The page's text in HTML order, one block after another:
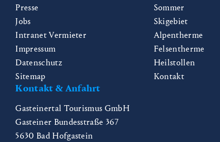
Presse
Jobs
Intranet Vermieter
Impressum
Datenschutz
Sitemap
Sommer
Skigebiet
Alpentherme
Felsentherme
Heilstollen
Kontakt
Kontakt & Anfahrt
Gasteinertal Tourismus GmbH
Gasteiner Bundesstraße 367
5630 Bad Hofgastein